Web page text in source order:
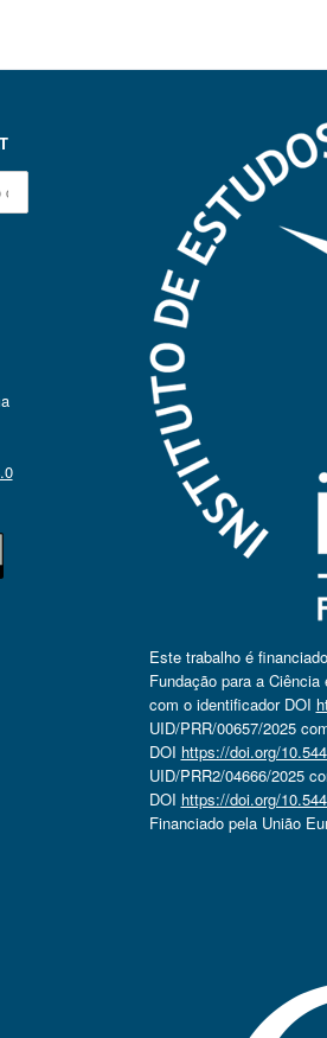
Este trabalho é
Fundação para a
com o identificador DOI
UID/PRR/00657/2025
DOI https://doi.org/
UID/PRR2/04666/2025
DOI https://doi.org/
Financiado pela União